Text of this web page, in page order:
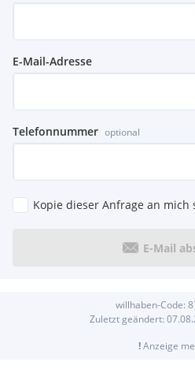
E-Mail-Adresse
Telefonnummer optional
Kopie dieser Anfrage an mich
E-Mail
willhaben-Code:
Zuletzt geändert:
!Anzeige